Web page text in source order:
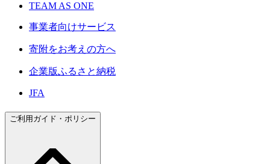
TEAM AS ONE
事業者向けサービス
寄附をお考えの方へ
企業版ふるさと納税
JFA
ご利用ガイド・ポリシー